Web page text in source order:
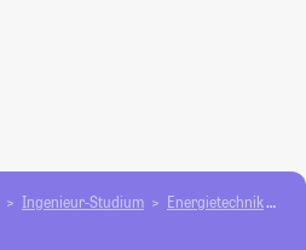
Ingenieur-Studium Energietechnik